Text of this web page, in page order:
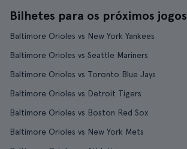
Bilhetes para os próximos jogos
Baltimore Orioles vs New York Yankees
Baltimore Orioles vs Seattle Mariners
Baltimore Orioles vs Toronto Blue Jays
Baltimore Orioles vs Detroit Tigers
Baltimore Orioles vs Boston Red Sox
Baltimore Orioles vs New York Mets